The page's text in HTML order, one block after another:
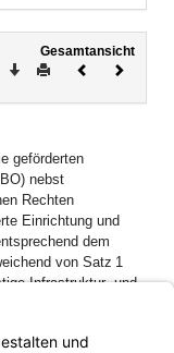
Gesamtansicht
Download
DruckenVorheriges
geförderten
nebst
Rechten
Einrichtung und
dem
von Satz 1
Infrastruktur- und
Errichtung
Bindung drei